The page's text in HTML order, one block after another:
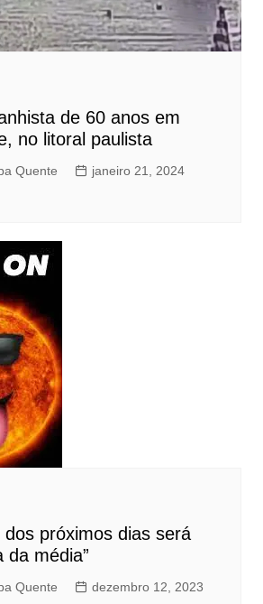
de 60 anos em
no litoral paulista
Quente
janeiro 21, 2024
próximos dias será
da média”
Quente
dezembro 12, 2023